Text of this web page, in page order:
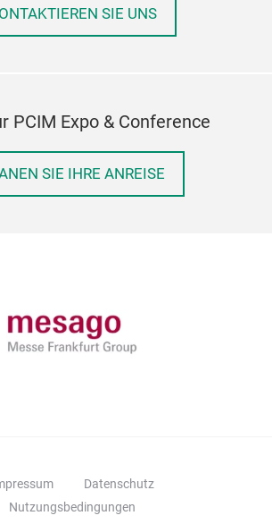
SIE UNS
PCIM Expo & Conference
SIE IHRE ANREISE
Datenschutz
Nutzungsbedingungen